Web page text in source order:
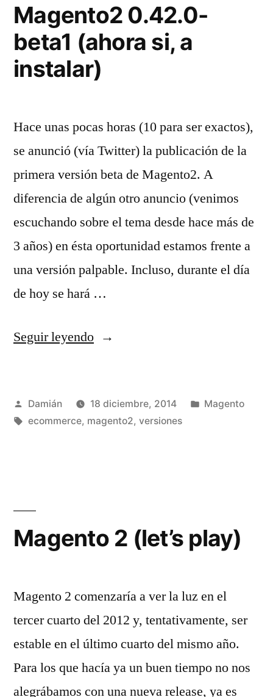
Magento2 0.42.0-
beta1 (ahora si, a
instalar)
Hace unas pocas horas (10 para ser exactos),
se anunció (vía Twitter) la publicación de la
primera versión beta de Magento2. A
diferencia de algún otro anuncio (venimos
escuchando sobre el tema desde hace más de
3 años) en ésta oportunidad estamos frente a
una versión palpable. Incluso, durante el día
de hoy se hará …
Seguir leyendo«Magento2
(ahora
si,
Publicado
por
Damián 18 diciembre, 2014
Publicado
Magento
Etiquetas:
ecommerce, magento2, versiones
Magento 2 (let’s play)
Magento 2 comenzaría a ver la luz en el
tercer cuarto del 2012 y, tentativamente, ser
estable en el último cuarto del mismo año.
Para los que hacía ya un buen tiempo no nos
alegrábamos con una nueva release, ya es